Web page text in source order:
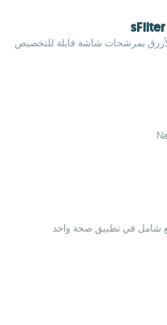
بمرشحات شاشة قابلة للتخصيص
شامل في تطبيق صحة واحد